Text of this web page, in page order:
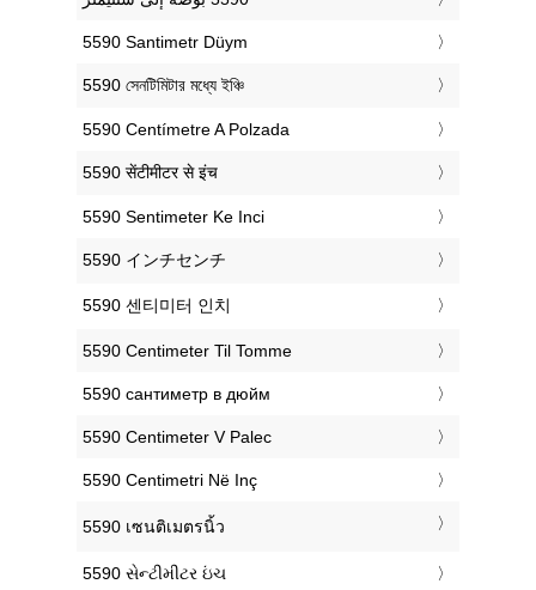
‎5590 Santimetr Düym
‎5590 সেনটিমিটার মধ্যে ইঞ্চি
‎5590 Centímetre A Polzada
‎5590 सेंटीमीटर से इंच
‎5590 Sentimeter Ke Inci
‎5590 インチセンチ
‎5590 센티미터 인치
‎5590 Centimeter Til Tomme
‎5590 сантиметр в дюйм
‎5590 Centimeter V Palec
‎5590 Centimetri Në Inç
‎5590 เซนติเมตรนิ้ว
‎5590 સેન્ટીમીટર ઇંચ